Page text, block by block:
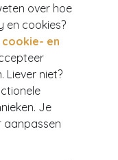
over hoe
en cookies?
cookie- en
Liever niet?
Je
aanpassen
DAY&EVE BY GO DUTCH LABEL
Pearly Leaves oorbellen in goud